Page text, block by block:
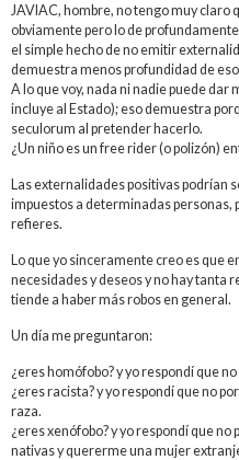
JAVIAC, hombre, no tengo muy claro
obviamente pero lo de
el simple hecho de no emitir
demuestra menos profundidad de
A lo que voy, nada ni nadie puede dar
incluye al Estado); eso demuestra
seculorum al pretender hacerlo.
¿Un niño es un free rider (o polizón)
Las externalidades positivas podrían
impuestos a determinadas personas,
refieres.
Lo que yo sinceramente creo es que
necesidades y deseos y no hay tanta
tiende a haber más robos en general.
Un día me preguntaron:
¿eres homófobo? y yo respondí que
¿eres racista? y yo respondí que no
raza.
¿eres xenófobo? y yo respondí que
nativas y quererme una mujer